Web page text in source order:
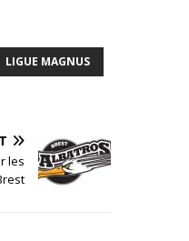
LIGUE MAGNUS
les